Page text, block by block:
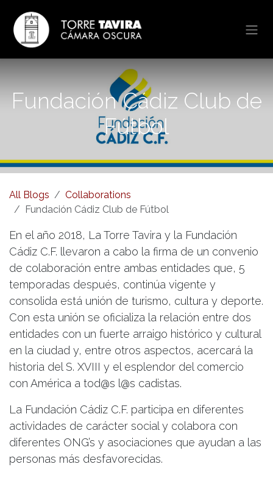
Fundación Cádiz Club de
Fútbol
All Blogs
Collaborations
Fundación Cádiz Club de Fútbol
En el año 2018, La Torre Tavira y la Fundación
Cádiz C.F. llevaron a cabo la firma de un convenio
de colaboración entre ambas entidades que, 5
temporadas después, continúa vigente y
consolida está unión de turismo, cultura y deporte.
Con esta unión se oficializa la relación entre dos
entidades con un fuerte arraigo histórico y cultural
en la ciudad y, entre otros aspectos, acercará la
historia del S. XVIII y el esplendor del comercio
con América a tod@s l@s cadistas.
La Fundación Cádiz C.F. participa en diferentes
actividades de carácter social y colabora con
diferentes ONG’s y asociaciones que ayudan a las
personas más desfavorecidas.